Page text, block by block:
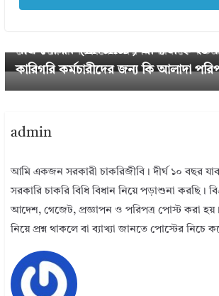
← Previous
বেতন স্কেল সংস্কারের জরুরি দাবি কেন
সাজ পোশাক (Liveries ) প্রাপ্যতা ২০২৫ ।
কারিগরি কর্মচারীদের জন্য কি আলাদা
admin
আমি একজন সরকারী চাকরিজীবি। দীর্ঘ ১০ বছর
সরকারি চাকরি বিধি বিধান নিয়ে পড়াশুনা করছি।
আদেশ, গেজেট, প্রজ্ঞাপন ও পরিপত্র পোস্ট করা
নিয়ে প্রশ্ন থাকলে বা ব্যাখ্যা জানতে পোস্টের নিচে